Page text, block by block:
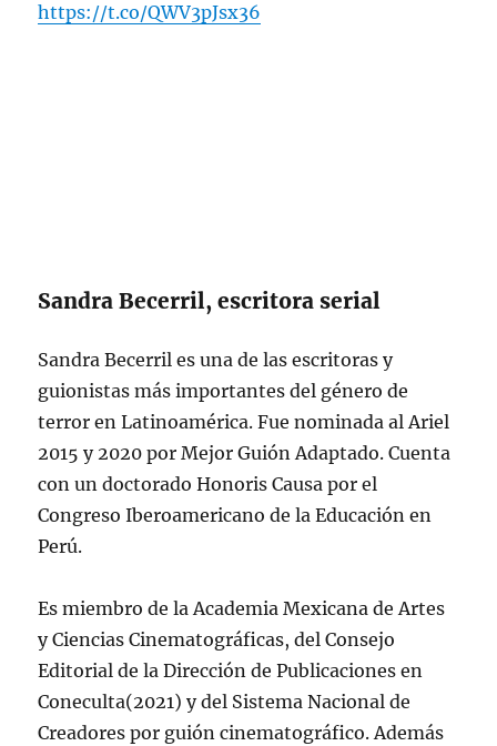
https://t.co/QWV3pJsx36
Sandra Becerril, escritora serial
Sandra Becerril es una de las escritoras y
guionistas más importantes del género de
terror en Latinoamérica. Fue nominada al Ariel
2015 y 2020 por Mejor Guión Adaptado. Cuenta
con un doctorado Honoris Causa por el
Congreso Iberoamericano de la Educación en
Perú.
Es miembro de la Academia Mexicana de Artes
y Ciencias Cinematográficas, del Consejo
Editorial de la Dirección de Publicaciones en
Coneculta(2021) y del Sistema Nacional de
Creadores por guión cinematográfico. Además